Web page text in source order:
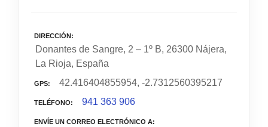
DIRECCIÓN
Donantes de Sangre, 2 – 1º B, 26300 Nájera,
La Rioja, España
GPS 42.416404855954, -2.7312560395217
TELÉFONO 941 363 906
ENVÍE UN CORREO ELECTRÓNICO A